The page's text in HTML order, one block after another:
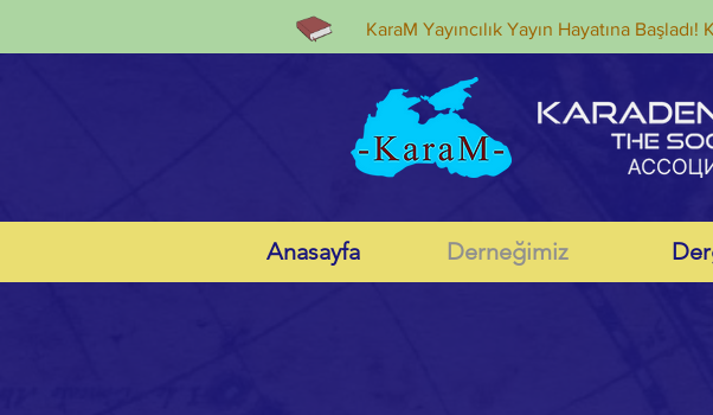
KaraM Yayıncılık Yayın Hayatına
Anasayfa Derneğimiz